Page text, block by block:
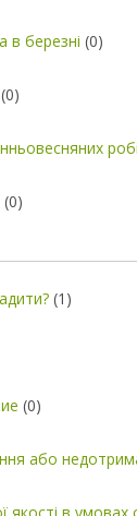
в березні (0)
(0)
(0)
(1)
(0)
або